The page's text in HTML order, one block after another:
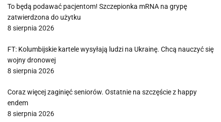
To będą podawać pacjentom! Szczepionka mRNA na grypę
zatwierdzona do użytku
8 sierpnia 2026
FT: Kolumbijskie kartele wysyłają ludzi na Ukrainę. Chcą nauczyć się
wojny dronowej
8 sierpnia 2026
Coraz więcej zaginięć seniorów. Ostatnie na szczęście z happy
endem
8 sierpnia 2026